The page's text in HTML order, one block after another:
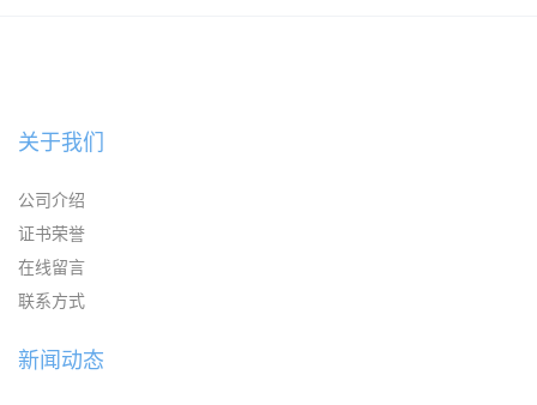
关于我们
公司介绍
证书荣誉
在线留言
联系方式
新闻动态